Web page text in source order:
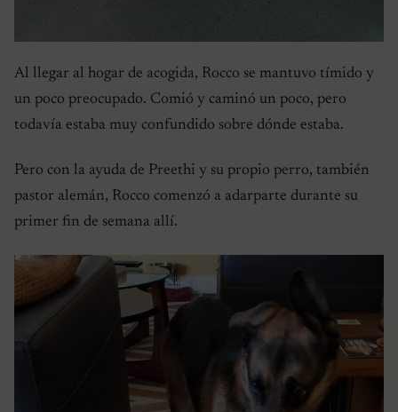
Al llegar al hogar de acogida, Rocco se mantuvo tímido y
un poco preocupado. Comió y caminó un poco, pero
todavía estaba muy confundido sobre dónde estaba.
Pero con la ayuda de Preethi y su propio perro, también
pastor alemán, Rocco comenzó a adarparte durante su
primer fin de semana allí.